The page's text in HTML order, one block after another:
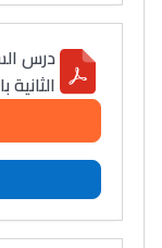
درس
الثانية